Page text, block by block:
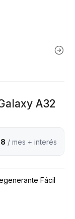
A32
/ mes + interés
Fácil